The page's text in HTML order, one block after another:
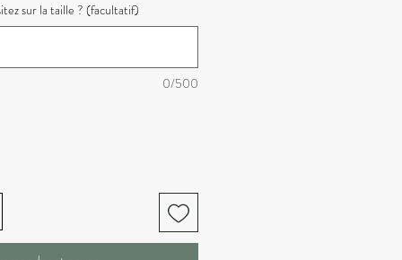
sur la taille ? (facultatif)
0/500